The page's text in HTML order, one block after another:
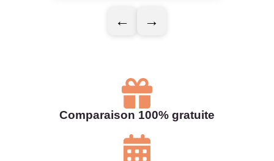
← →
Comparaison 100% gratuite